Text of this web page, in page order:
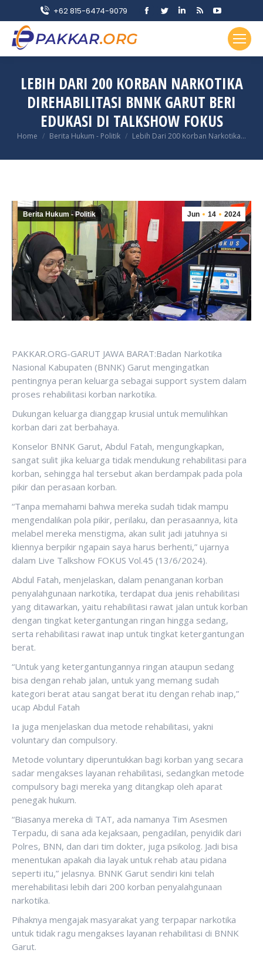
+62 815-6474-9079
Facebook
in
window
Twitter
in
window
Linkedin
in
window
Rss
opens
in
window
YouTube
page
opens
in
window
LEBIH DARI 200 KORBAN NARKOTIKA
DIREHABILITASI BNNK GARUT BERI
EDUKASI DI TALKSHOW FOKUS
You are here:
Home Berita Hukum - Politik Lebih Dari 200 Korban Narkotika…
Jun 14 2024
Berita Hukum - Politik
PAKKAR.ORG-GARUT JAWA BARAT:Badan Narkotika
Nasional Kabupaten (BNNK) Garut mengingatkan
pentingnya peran keluarga sebagai support system dalam
proses rehabilitasi korban narkotika.
Dukungan keluarga dianggap krusial untuk memulihkan
korban dari zat berbahaya.
Konselor BNNK Garut, Abdul Fatah, mengungkapkan,
sangat sulit jika keluarga tidak mendukung rehabilitasi para
korban, sehingga hal tersebut akan berdampak pada pola
pikir dan perasaan korban.
“Tanpa memahami bahwa mereka sudah tidak mampu
mengendalikan pola pikir, perilaku, dan perasaannya, kita
melabel mereka menstigma, akan sulit jadi jatuhnya si
kliennya berpikir ngapain saya harus berhenti,” ujarnya
dalam Live Talkshow FOKUS Vol.45 (13/6/2024).
Abdul Fatah, menjelaskan, dalam penanganan korban
penyalahgunaan narkotika, terdapat dua jenis rehabilitasi
yang ditawarkan, yaitu rehabilitasi rawat jalan untuk korban
dengan tingkat ketergantungan ringan hingga sedang,
serta rehabilitasi rawat inap untuk tingkat ketergantungan
berat.
“Untuk yang ketergantungannya ringan ataupun sedang
bisa dengan rehab jalan, untuk yang memang sudah
kategori berat atau sangat berat itu dengan rehab inap,”
ucap Abdul Fatah
Ia juga menjelaskan dua metode rehabilitasi, yakni
voluntary dan compulsory.
Metode voluntary diperuntukkan bagi korban yang secara
sadar mengakses layanan rehabilitasi, sedangkan metode
compulsory bagi mereka yang ditangkap oleh aparat
penegak hukum.
“Biasanya mereka di TAT, ada namanya Tim Asesmen
Terpadu, di sana ada kejaksaan, pengadilan, penyidik dari
Polres, BNN, dan dari tim dokter, juga psikolog. Jadi bisa
menentukan apakah dia layak untuk rehab atau pidana
seperti itu,” jelasnya. BNNK Garut sendiri kini telah
merehabilitasi lebih dari 200 korban penyalahgunaan
narkotika.
Pihaknya mengajak masyarakat yang terpapar narkotika
untuk tidak ragu mengakses layanan rehabilitasi di BNNK
Garut.